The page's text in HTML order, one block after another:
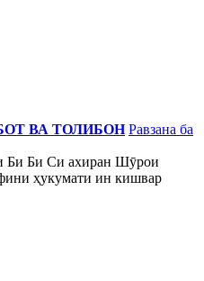
ВА ТОЛИБОН Равзана ба
Би Би Си ахиран Шӯрои
ҳукумати ин кишвар